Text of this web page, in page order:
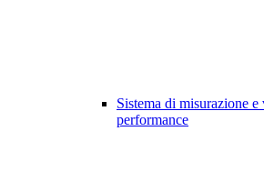
Sistema di misurazione
performance